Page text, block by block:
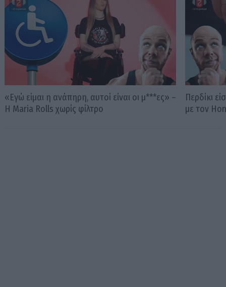
«Εγώ είμαι η ανάπηρη, αυτοί είναι οι μ***ες» –
Η Maria Rolls χωρίς φίλτρο
Περδίκι
με τον